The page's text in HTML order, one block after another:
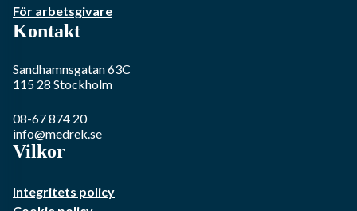
För arbetsgivare
Kontakt
Sandhamnsgatan 63C
115 28 Stockholm
08-67 874 20
info@medrek.se
Vilkor
Integritets policy